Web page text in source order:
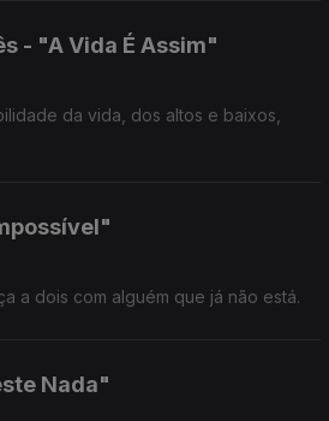
- "A Vida É Assim"
da vida, dos altos e baixos,
a dois com alguém que já não está.
Nada"